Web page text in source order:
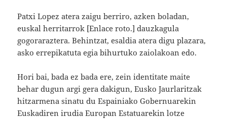
Patxi Lopez atera zaigu berriro, azken boladan,
euskal herritarrok [Enlace roto.] dauzkagula
gogoraraztera. Behintzat, esaldia atera digu plazara,
asko errepikatuta egia bihurtuko zaiolakoan edo.
Hori bai, bada ez bada ere, zein identitate maite
behar dugun argi gera dakigun, Eusko Jaurlaritzak
hitzarmena sinatu du Espainiako Gobernuarekin
Euskadiren irudia Europan Estatuarekin lotze